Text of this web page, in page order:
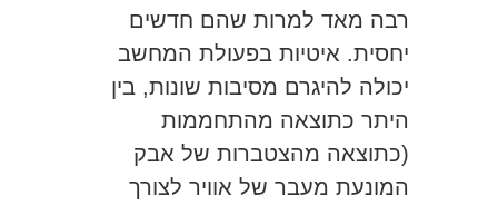
רבה מאד למרות שהם חדשים
יחסית. איטיות בפעולת המחשב
יכולה להיגרם מסיבות שונות, בין
היתר כתוצאה מהתחממות
(כתוצאה מהצטברות של אבק
המונעת מעבר של אוויר לצורך